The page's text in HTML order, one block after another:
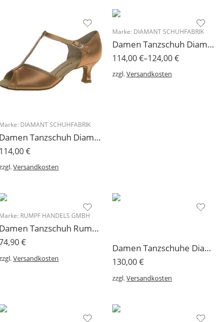
Marke: DIAMANT SCHUHFABRIK
Damen Tanzschuh Diamant Modell 18 Restpaare
114,00€
Versandkosten
Marke: DIAMANT SCHUHFABRIK
Damen Tanzschuh Diamant Modell 51
114,00€–124,00€
zzgl.Versandkosten
Marke: RUMPF HANDELS GMBH
Damen Tanzschuh Rumpf Modell BL502
€
Versandkosten
Damen Tanzschuhe Diamant Modell 108 weiss Satin 5 cm einfärbbar nur noch Restpaare
130,00€
zzgl.Versandkosten